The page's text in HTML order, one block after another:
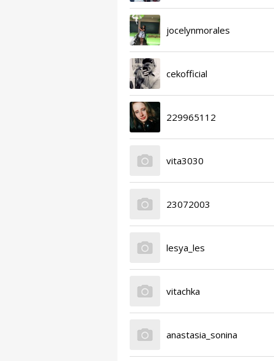
jocelynmorales
cekofficial
229965112
vita3030
23072003
lesya_les
vitachka
anastasia_sonina